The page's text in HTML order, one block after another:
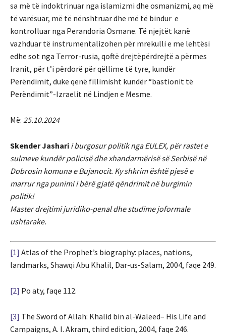
sa më të indoktrinuar nga islamizmi dhe osmanizmi, aq më
të varësuar, më të nënshtruar dhe më të bindur e
kontrolluar nga Perandoria Osmane. Të njejtët kanë
vazhduar të instrumentalizohen për mrekulli e me lehtësi
edhe sot nga Terror-rusia, qoftë drejtëpërdrejtë a përmes
Iranit, për t’i përdorë për qëllime të tyre, kundër
Perëndimit, duke qenë fillimisht kundër “bastionit të
Perëndimit”-Izraelit në Lindjen e Mesme.
Më: 25.10.2024
Skender Jashari i burgosur politik nga EULEX, për rastet e
sulmeve kundër policisë dhe xhandarmërisë së Serbisë në
Dobrosin komuna e Bujanocit. Ky shkrim është pjesë e
marrur nga punimi i bërë gjatë qëndrimit në burgimin
politik!
Master drejtimi juridiko-penal dhe studime joformale
ushtarake.
[1] Atlas of the Prophet’s biography: places, nations,
landmarks, Shawqi Abu Khalil, Dar-us-Salam, 2004, faqe 249.
[2] Po aty, faqe 112.
[3] The Sword of Allah: Khalid bin al-Waleed– His Life and
Campaigns, A. I. Akram, third edition, 2004, faqe 246.